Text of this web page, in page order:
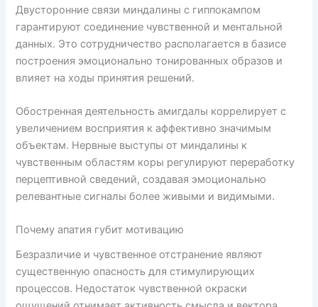
Двусторонние связи миндалины с гиппокампом
гарантируют соединение чувственной и ментальной
данных. Это сотрудничество располагается в базисе
построения эмоционально тонированных образов и
влияет на ходы принятия решений.
Обостренная деятельность амигдалы коррелирует с
увеличением восприятия к аффективно значимым
объектам. Нервные выступы от миндалины к
чувственным областям коры регулируют переработку
перцептивной сведений, создавая эмоционально
релевантные сигналы более живыми и видимыми.
Почему апатия губит мотивацию
Безразличие и чувственное отстранение являют
существенную опасность для стимулирующих
процессов. Недостаток чувственной окраски